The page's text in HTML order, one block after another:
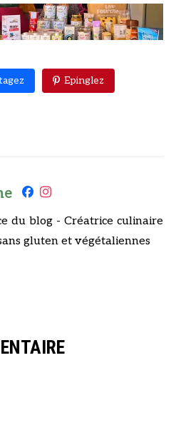
Epinglez
du blog - Créatrice culinaire
gluten et végétaliennes